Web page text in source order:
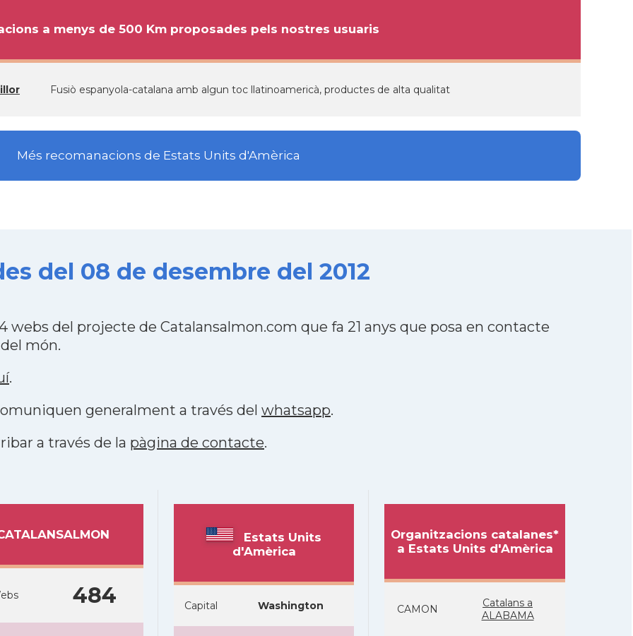
a menys de 500 Km proposades pels nostres usuaris
Fusiò espanyola-catalana amb algun toc llatinoamericà, productes de alta qualitat
Més recomanacions de Estats Units d'Amèrica
del 08 de desembre del 2012
webs del projecte de Catalansalmon.com que fa 21 anys que posa en contacte
món.
.
generalment a través del whatsapp.
a través de la pàgina de contacte.
484
Estats Units
d'Amèrica
Capital Washington
Organitzacions catalanes*
a Estats Units d'Amèrica
CAMON
Catalans a
ALABAMA